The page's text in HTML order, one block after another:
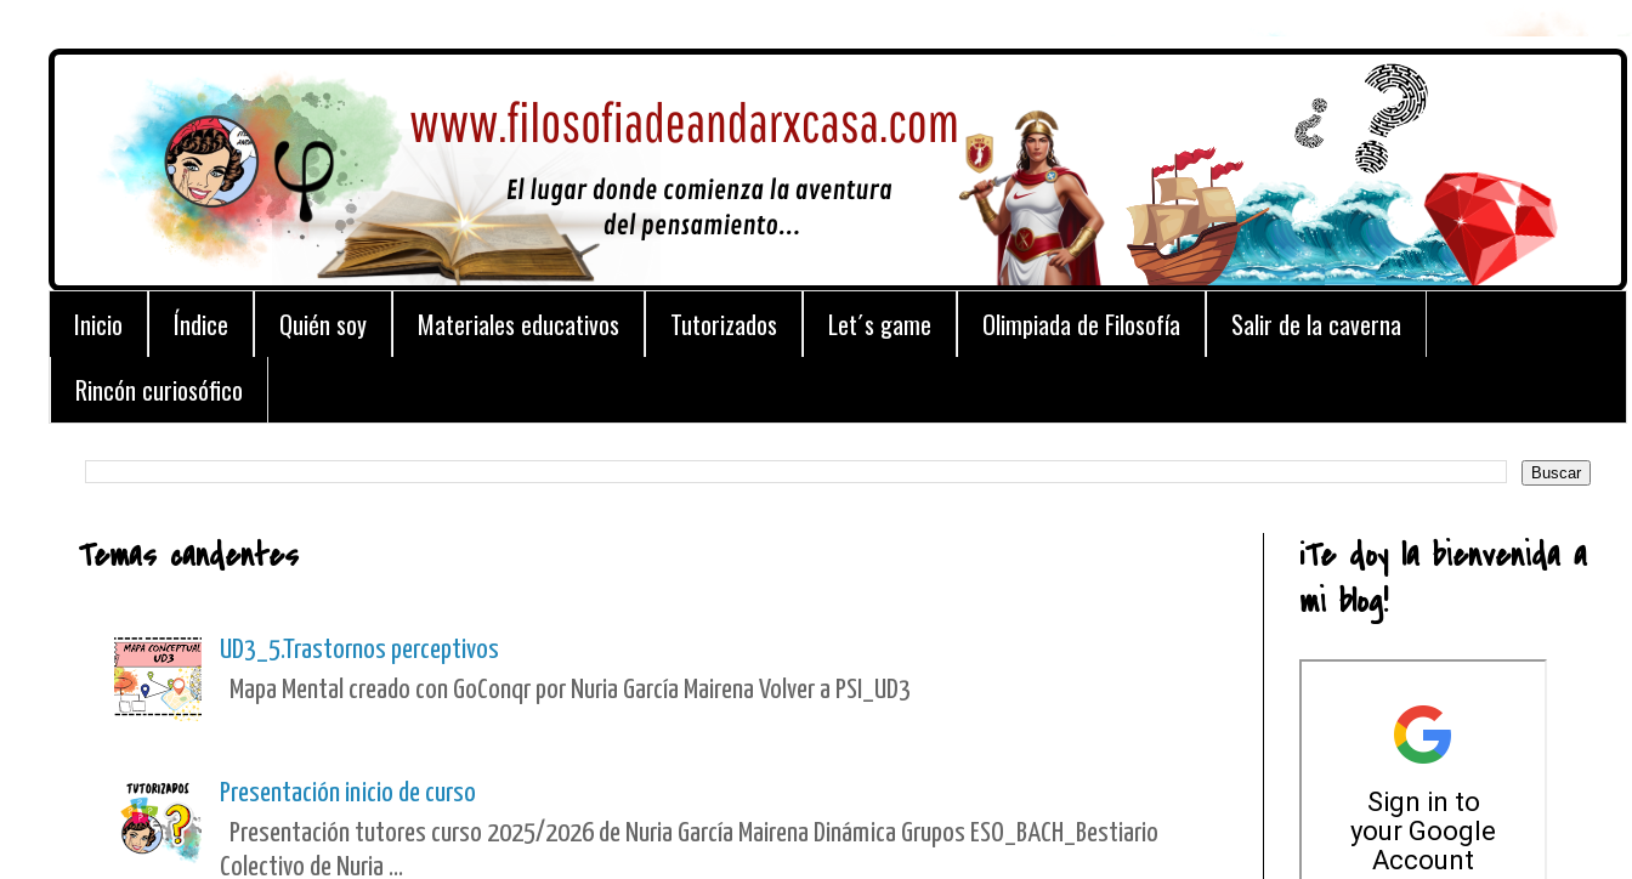
Inicio Índice Quién soy Materiales educativos Tutorizados Let´s game Olimpiada de Filosofía
Salir de la caverna
Rincón curiosófico
Temas candentes
UD3_5.Trastornos perceptivos
Mapa Mental creado con GoConqr por Nuria García Mairena Volver a PSI_UD3
Presentación inicio de curso
Presentación tutores curso 2025/2026 de Nuria García Mairena Dinámica Grupos ESO_BACH_Bestiario
Colectivo de Nuria ...
¡Te doy la bienvenida a
mi blog!